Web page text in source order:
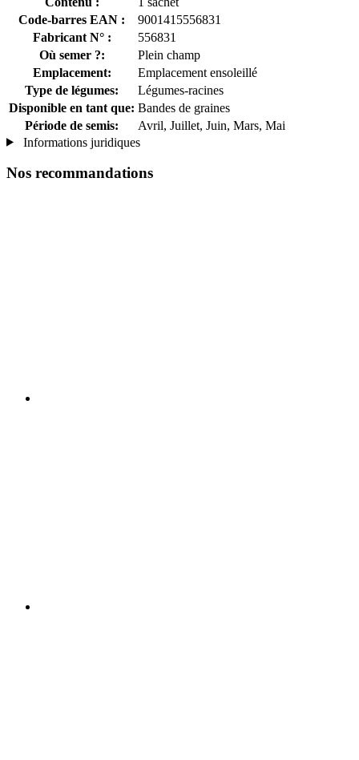
Code-barres EAN :
9001415556831
Fabricant N° :
556831
Où semer ?:
Plein champ
Emplacement:
Emplacement ensoleillé
Type de légumes:
Légumes-racines
Disponible en tant que: Bandes de graines
Période de semis:
Avril, Juillet, Juin, Mars, Mai
Informations juridiques
Nos recommandations